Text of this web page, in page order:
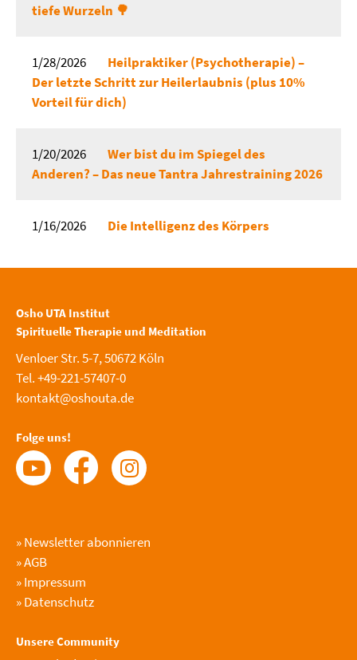
tiefe Wurzeln 🌳
1/28/2026
Heilpraktiker (Psychotherapie) –
Der letzte Schritt zur Heilerlaubnis (plus 10%
Vorteil für dich)
1/20/2026
Wer bist du im Spiegel des
Anderen? – Das neue Tantra Jahrestraining 2026
1/16/2026 Die Intelligenz des Körpers
Osho UTA Institut
Spirituelle Therapie und Meditation
Venloer Str. 5-7, 50672 Köln
Tel. +49-221-57407-0
kontakt@oshouta.de
Folge uns!
»Newsletter abonnieren
»AGB
»Impressum
»Datenschutz
Unsere Community